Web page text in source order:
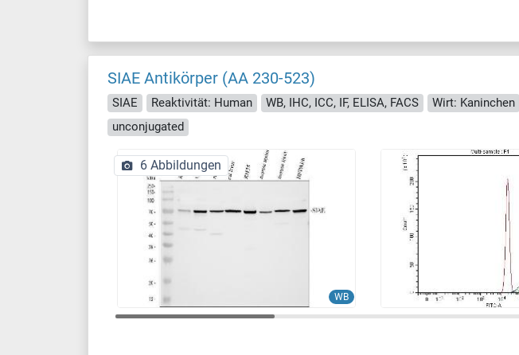
SIAE Antikörper (AA 230-523)
SIAE Reaktivität: Human WB, IHC, ICC, IF, ELISA, FACS Wirt: Kaninchen
unconjugated
WB
6 Abbildungen